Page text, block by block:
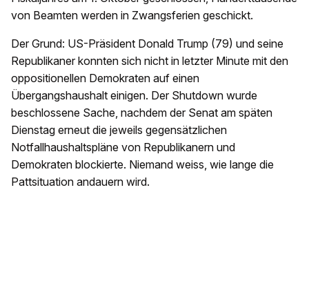
von Beamten werden in Zwangsferien geschickt.
Der Grund: US-Präsident Donald Trump (79) und seine
Republikaner konnten sich nicht in letzter Minute mit den
oppositionellen Demokraten auf einen
Übergangshaushalt einigen. Der Shutdown wurde
beschlossene Sache, nachdem der Senat am späten
Dienstag erneut die jeweils gegensätzlichen
Notfallhaushaltspläne von Republikanern und
Demokraten blockierte. Niemand weiss, wie lange die
Pattsituation andauern wird.